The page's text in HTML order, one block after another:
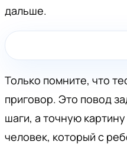
дальше.
Только помните, что
приговор. Это повод
шаги, а точную
человек, который с